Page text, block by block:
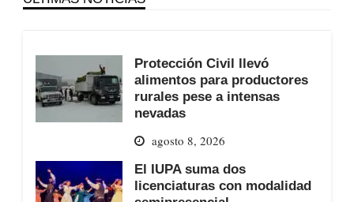
Protección Civil llevó
alimentos para productores
rurales pese a intensas
nevadas
agosto 8, 2026
El IUPA suma dos
licenciaturas con modalidad